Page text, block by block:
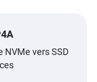
NVMe vers SSD